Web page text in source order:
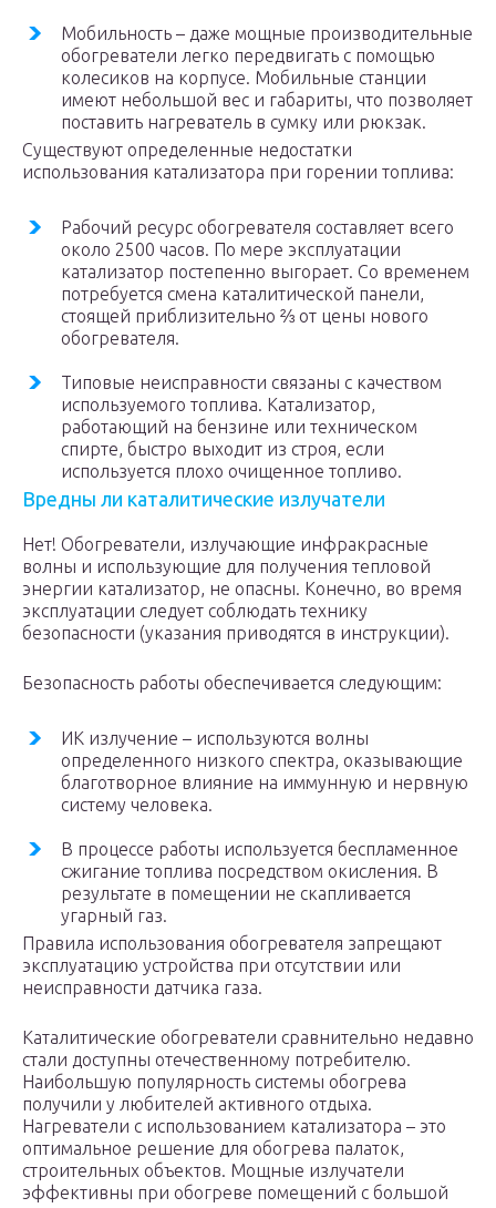
Мобильность – даже мощные производительные
обогреватели легко передвигать с помощью
колесиков на корпусе. Мобильные станции
имеют небольшой вес и габариты, что позволяет
поставить нагреватель в сумку или рюкзак.
Существуют определенные недостатки
использования катализатора при горении топлива:
Рабочий ресурс обогревателя составляет всего
около 2500 часов. По мере эксплуатации
катализатор постепенно выгорает. Со временем
потребуется смена каталитической панели,
стоящей приблизительно ⅔ от цены нового
обогревателя.
Типовые неисправности связаны с качеством
используемого топлива. Катализатор,
работающий на бензине или техническом
спирте, быстро выходит из строя, если
используется плохо очищенное топливо.
Вредны ли каталитические излучатели
Нет! Обогреватели, излучающие инфракрасные
волны и использующие для получения тепловой
энергии катализатор, не опасны. Конечно, во время
эксплуатации следует соблюдать технику
безопасности (указания приводятся в инструкции).
Безопасность работы обеспечивается следующим:
ИК излучение – используются волны
определенного низкого спектра, оказывающие
благотворное влияние на иммунную и нервную
систему человека.
В процессе работы используется беспламенное
сжигание топлива посредством окисления. В
результате в помещении не скапливается
угарный газ.
Правила использования обогревателя запрещают
эксплуатацию устройства при отсутствии или
неисправности датчика газа.
Каталитические обогреватели сравнительно недавно
стали доступны отечественному потребителю.
Наибольшую популярность системы обогрева
получили у любителей активного отдыха.
Нагреватели с использованием катализатора – это
оптимальное решение для обогрева палаток,
строительных объектов. Мощные излучатели
эффективны при обогреве помещений с большой